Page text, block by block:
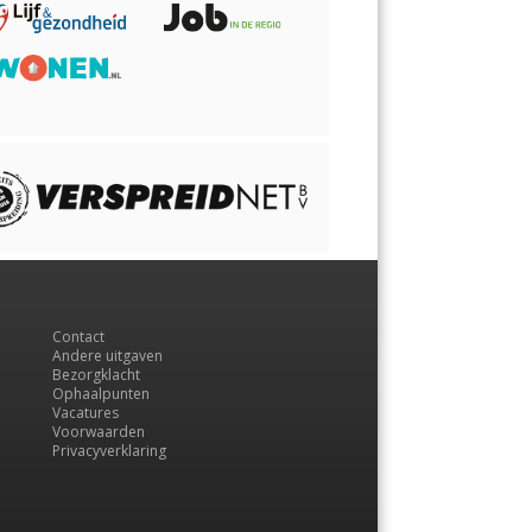
Contact
Andere uitgaven
Bezorgklacht
Ophaalpunten
Vacatures
Voorwaarden
Privacyverklaring